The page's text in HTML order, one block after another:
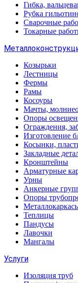
Гибка,
Рубка
Сварочные
Токарные
Козырьки
Лестницы
Фермы
Рамы
Косоуры
Мачты,
Опоры
Ограждения,
Изготовление
Косынки,
Закладные
Кронштейны
Арматурные
Урны
Анкерные
Опоры
Теплицы
Пандусы
Лавочки
Мангалы
Услуги
Изоляция труб